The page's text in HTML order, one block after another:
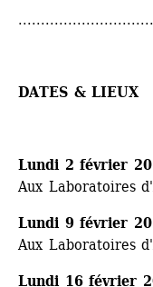
DATES & LIEUX
Lundi 2 février
Aux Laboratoires
Lundi 9 février
Aux Laboratoires
Lundi 16 février